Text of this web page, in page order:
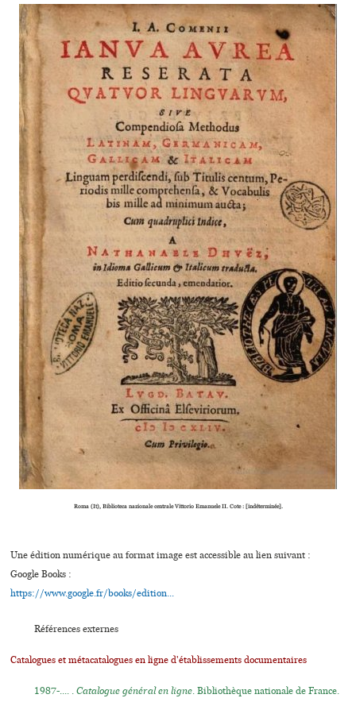
Roma (It), Biblioteca nazio­nale cen­trale Vittorio Emanuele II. Cote : [indéterminée].
Une édition numérique au format image est accessible au lien suivant :
Google Books :
https://www.google.fr/books/edition...
Références externes
Catalogues et métacatalogues en ligne d'établissements documentaires
1987-.... .Catalogue général en ligne. Bibliothèque nationale de France.